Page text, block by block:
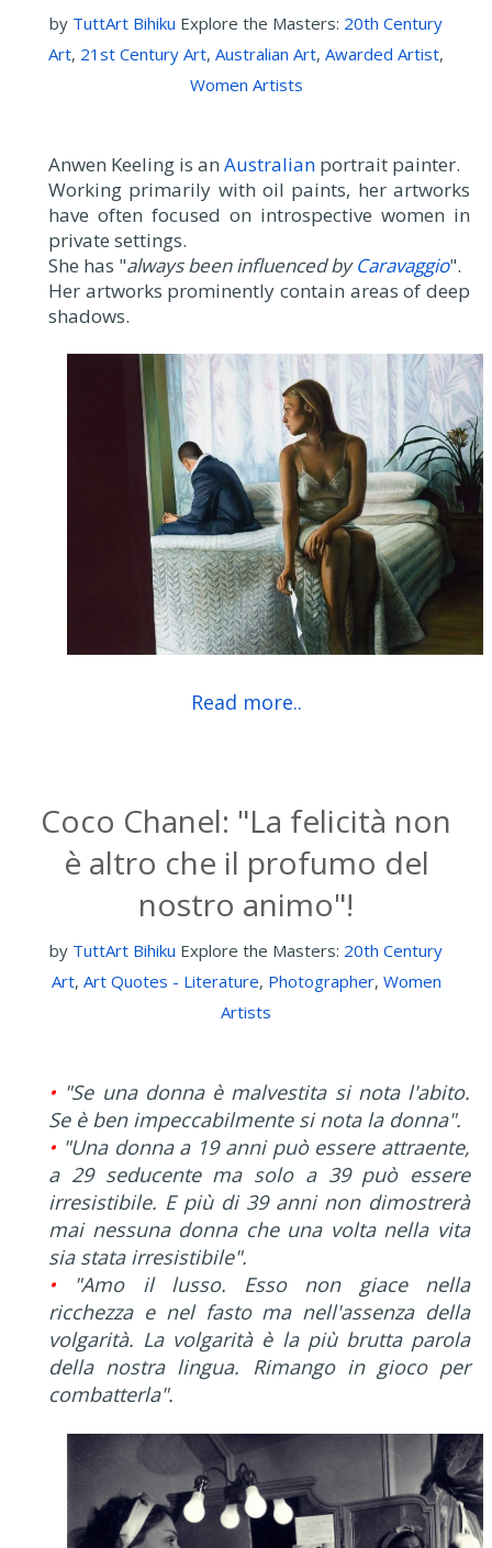
by TuttArt Bihiku Explore the Masters: 20th Century
Art, 21st Century Art, Australian Art, Awarded Artist,
Women Artists
Anwen Keeling is an Australian portrait painter.
Working primarily with oil paints, her artworks
have often focused on introspective women in
private settings.
She has "always been influenced byCaravaggio".
Her artworks prominently contain areas of deep
shadows.
Read more..
Coco Chanel: "La felicità non
è altro che il profumo del
nostro animo"!
by TuttArt Bihiku Explore the Masters: 20th Century
Art, Art Quotes - Literature, Photographer, Women
Artists
• "Se una donna è malvestita si nota l'abito.
Se è ben impeccabilmente si nota la donna".
• "Una donna a 19 anni può essere attraente,
a 29 seducente ma solo a 39 può essere
irresistibile. E più di 39 anni non dimostrerà
mai nessuna donna che una volta nella vita
sia stata irresistibile".
•
"Amo il lusso. Esso non giace nella
ricchezza e nel fasto ma nell'assenza della
volgarità. La volgarità è la più brutta parola
della nostra lingua. Rimango in gioco per
combatterla".